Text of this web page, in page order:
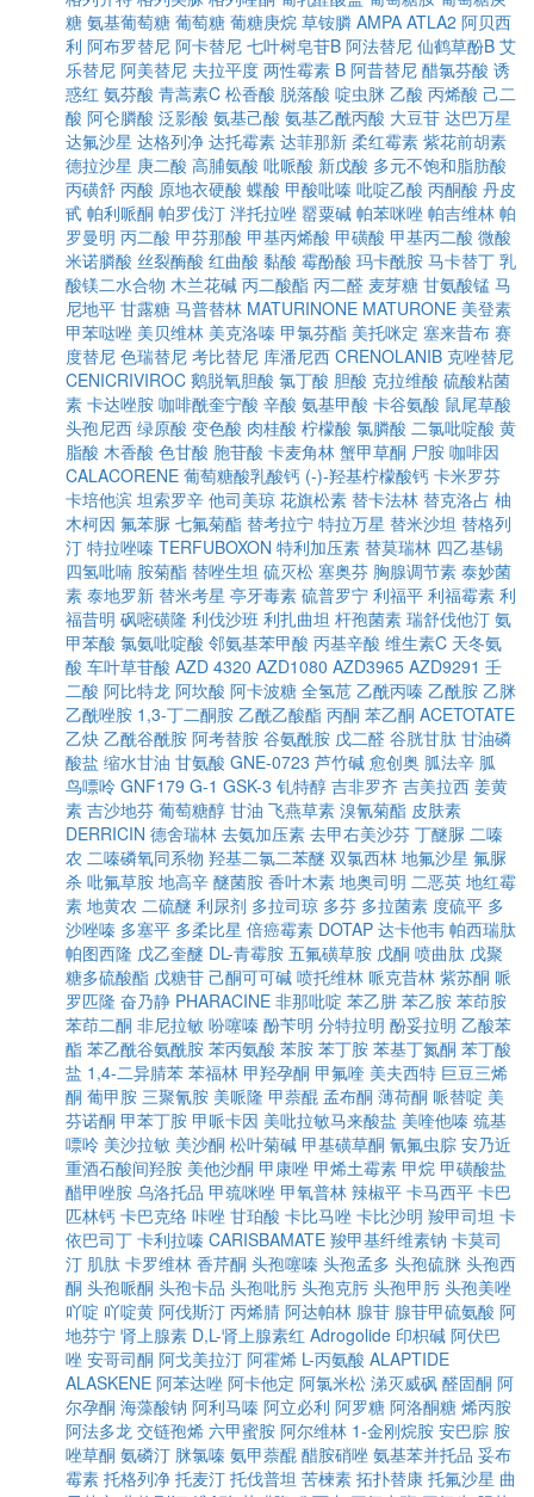
糖 氨基葡萄糖 葡萄糖 葡糖庚烷 草铵膦 AMPA ATLA2 阿贝西
利 阿布罗替尼 阿卡替尼 七叶树皂苷B 阿法替尼 仙鹤草酚B 艾
乐替尼 阿美替尼 夫拉平度 两性霉素 B 阿昔替尼 醋氯芬酸 诱
惑红 氨芬酸 青蒿素C 松香酸 脱落酸 啶虫脒 乙酸 丙烯酸 己二
酸 阿仑膦酸 泛影酸 氨基己酸 氨基乙酰丙酸 大豆苷 达巴万星
达氟沙星 达格列净 达托霉素 达菲那新 柔红霉素 紫花前胡素
德拉沙星 庚二酸 高脯氨酸 吡哌酸 新戊酸 多元不饱和脂肪酸
丙磺舒 丙酸 原地衣硬酸 蝶酸 甲酸吡嗪 吡啶乙酸 丙酮酸 丹皮
甙 帕利哌酮 帕罗伐汀 泮托拉唑 罂粟碱 帕苯咪唑 帕吉维林 帕
罗曼明 丙二酸 甲芬那酸 甲基丙烯酸 甲磺酸 甲基丙二酸 微酸
米诺膦酸 丝裂酶酸 红曲酸 黏酸 霉酚酸 玛卡酰胺 马卡替丁 乳
酸镁二水合物 木兰花碱 丙二酸酯 丙二醛 麦芽糖 甘氨酸锰 马
尼地平 甘露糖 马普替林 MATURINONE MATURONE 美登素
甲苯哒唑 美贝维林 美克洛嗪 甲氯芬酯 美托咪定 塞来昔布 赛
度替尼 色瑞替尼 考比替尼 库潘尼西 CRENOLANIB 克唑替尼
CENICRIVIROC 鹅脱氧胆酸 氯丁酸 胆酸 克拉维酸 硫酸粘菌
素 卡达唑胺 咖啡酰奎宁酸 辛酸 氨基甲酸 卡谷氨酸 鼠尾草酸
头孢尼西 绿原酸 变色酸 肉桂酸 柠檬酸 氯膦酸 二氯吡啶酸 黄
脂酸 木香酸 色甘酸 胞苷酸 卡麦角林 蟹甲草酮 尸胺 咖啡因
CALACORENE 葡萄糖酸乳酸钙 (-)-羟基柠檬酸钙 卡米罗芬
卡培他滨 坦索罗辛 他司美琼 花旗松素 替卡法林 替克洛占 柚
木柯因 氟苯脲 七氟菊酯 替考拉宁 特拉万星 替米沙坦 替格列
汀 特拉唑嗪 TERFUBOXON 特利加压素 替莫瑞林 四乙基锡
四氢吡喃 胺菊酯 替唑生坦 硫灭松 塞奥芬 胸腺调节素 泰妙菌
素 泰地罗新 替米考星 亭牙毒素 硫普罗宁 利福平 利福霉素 利
福昔明 砜嘧磺隆 利伐沙班 利扎曲坦 杆孢菌素 瑞舒伐他汀 氨
甲苯酸 氯氨吡啶酸 邻氨基苯甲酸 丙基辛酸 维生素C 天冬氨
酸 车叶草苷酸 AZD 4320 AZD1080 AZD3965 AZD9291 壬
二酸 阿比特龙 阿坎酸 阿卡波糖 全氢苊 乙酰丙嗪 乙酰胺 乙脒
乙酰唑胺 1,3-丁二酮胺 乙酰乙酸酯 丙酮 苯乙酮 ACETOTATE
乙炔 乙酰谷酰胺 阿考替胺 谷氨酰胺 戊二醛 谷胱甘肽 甘油磷
酸盐 缩水甘油 甘氨酸 GNE-0723 芦竹碱 愈创奥 胍法辛 胍
鸟嘌呤 GNF179 G-1 GSK-3 钆特醇 吉非罗齐 吉美拉西 姜黄
素 吉沙地芬 葡萄糖醇 甘油 飞燕草素 溴氰菊酯 皮肤素
DERRICIN 德舍瑞林 去氨加压素 去甲右美沙芬 丁醚脲 二嗪
农 二嗪磷氧同系物 羟基二氯二苯醚 双氯西林 地氟沙星 氟脲
杀 吡氟草胺 地高辛 醚菌胺 香叶木素 地奥司明 二恶英 地红霉
素 地黄农 二硫醚 利尿剂 多拉司琼 多芬 多拉菌素 度硫平 多
沙唑嗪 多塞平 多柔比星 倍癌霉素 DOTAP 达卡他韦 帕西瑞肽
帕图西隆 戊乙奎醚 DL-青霉胺 五氟磺草胺 戊酮 喷曲肽 戊聚
糖多硫酸酯 戊糖苷 己酮可可碱 喷托维林 哌克昔林 紫苏酮 哌
罗匹隆 奋乃静 PHARACINE 非那吡啶 苯乙肼 苯乙胺 苯茚胺
苯茚二酮 非尼拉敏 吩噻嗪 酚苄明 分特拉明 酚妥拉明 乙酸苯
酯 苯乙酰谷氨酰胺 苯丙氨酸 苯胺 苯丁胺 苯基丁氮酮 苯丁酸
盐 1,4-二异腈苯 苯福林 甲羟孕酮 甲氟喹 美夫西特 巨豆三烯
酮 葡甲胺 三聚氰胺 美哌隆 甲萘醌 孟布酮 薄荷酮 哌替啶 美
芬诺酮 甲苯丁胺 甲哌卡因 美吡拉敏马来酸盐 美喹他嗪 巯基
嘌呤 美沙拉敏 美沙酮 松叶菊碱 甲基磺草酮 氰氟虫腙 安乃近
重酒石酸间羟胺 美他沙酮 甲康唑 甲烯土霉素 甲烷 甲磺酸盐
醋甲唑胺 乌洛托品 甲巯咪唑 甲氧普林 辣椒平 卡马西平 卡巴
匹林钙 卡巴克络 咔唑 甘珀酸 卡比马唑 卡比沙明 羧甲司坦 卡
依巴司丁 卡利拉嗪 CARISBAMATE 羧甲基纤维素钠 卡莫司
汀 肌肽 卡罗维林 香芹酮 头孢噻嗪 头孢孟多 头孢硫脒 头孢西
酮 头孢哌酮 头孢卡品 头孢吡肟 头孢克肟 头孢甲肟 头孢美唑
吖啶 吖啶黄 阿伐斯汀 丙烯腈 阿达帕林 腺苷 腺苷甲硫氨酸 阿
地芬宁 肾上腺素 D,L-肾上腺素红 Adrogolide 印枳碱 阿伏巴
唑 安哥司酮 阿戈美拉汀 阿霍烯 L-丙氨酸 ALAPTIDE
ALASKENE 阿苯达唑 阿卡他定 阿氯米松 涕灭威砜 醛固酮 阿
尔孕酮 海藻酸钠 阿利马嗪 阿立必利 阿罗糖 阿洛酮糖 烯丙胺
阿法多龙 交链孢烯 六甲蜜胺 阿尔维林 1-金刚烷胺 安巴腙 胺
唑草酮 氨磷汀 脒氯嗪 氨甲萘醌 醋胺硝唑 氨基苯并托品 妥布
霉素 托格列净 托麦汀 托伐普坦 苦楝素 拓扑替康 托氟沙星 曲